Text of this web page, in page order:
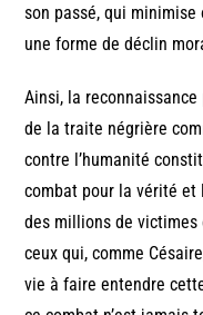
son passé, qui minimise
une forme de déclin
Ainsi, la
de la traite négrière
contre l’humanité
combat pour la vérité et
des millions de
ceux qui, comme
vie à faire entendre